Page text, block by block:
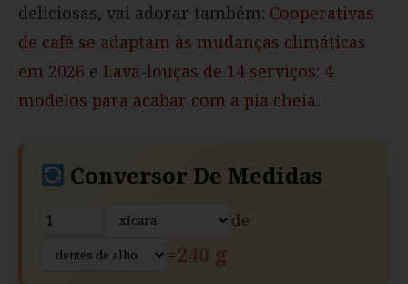
deliciosas, vai adorar também: Cooperativas
de café se adaptam às mudanças climáticas
em 2026 e Lava-louças de 14 serviços: 4
modelos para acabar com a pia cheia.
Conversor De Medidas
de
=240 g